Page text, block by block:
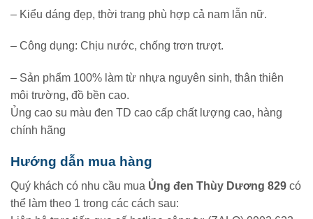
– Kiểu dáng đẹp, thời trang phù hợp cả nam lẫn nữ.
– Công dụng: Chịu nước, chống trơn trượt.
– Sản phẩm 100% làm từ nhựa nguyên sinh, thân thiên
môi trường, đồ bền cao.
Ủng cao su màu đen TD cao cấp chất lượng cao, hàng
chính hãng
Hướng dẫn mua hàng
Quý khách có nhu cầu mua Ủng đen Thùy Dương 829 có
thể làm theo 1 trong các cách sau: